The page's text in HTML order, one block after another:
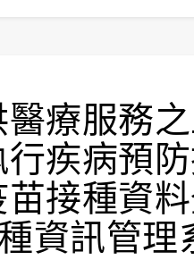
療服務
疾病預
接種資
資訊管理